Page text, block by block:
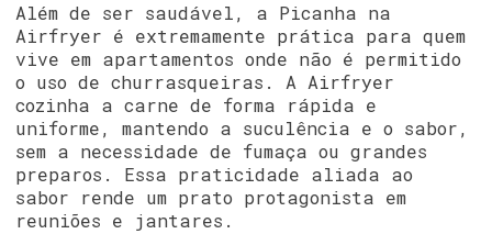
Além de ser saudável, a Picanha na
Airfryer é extremamente prática para quem
vive em apartamentos onde não é permitido
o uso de churrasqueiras. A Airfryer
cozinha a carne de forma rápida e
uniforme, mantendo a suculência e o sabor,
sem a necessidade de fumaça ou grandes
preparos. Essa praticidade aliada ao
sabor rende um prato protagonista em
reuniões e jantares.